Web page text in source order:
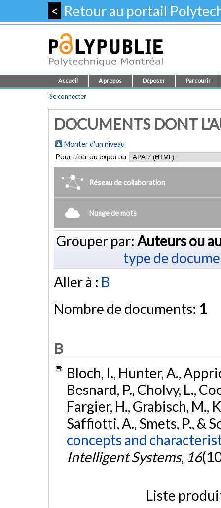
< Retour au portail
Accueil À propos Déposer Parcourir
Se connecter
DOCUMENTS DONT
Monter d'un niveau
Pour citer ou exporter
Réseau de collaboration
Nuage de mots
Grouper par: Auteurs ou
type de
Aller à : B
Nombre de documents: 1
B
Bloch, I., Hunter, A.,
Besnard, P., Cholvy, L.,
Fargier, H., Grabisch, M.,
Saffiotti, A., Smets, P., &
concepts and
Intelligent Systems, 16
Liste